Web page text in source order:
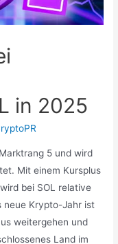
in 2025
5 und wird
Mit einem Kursplus
bei SOL relative
neue Krypto-Jahr ist
weitergehen und
Land im